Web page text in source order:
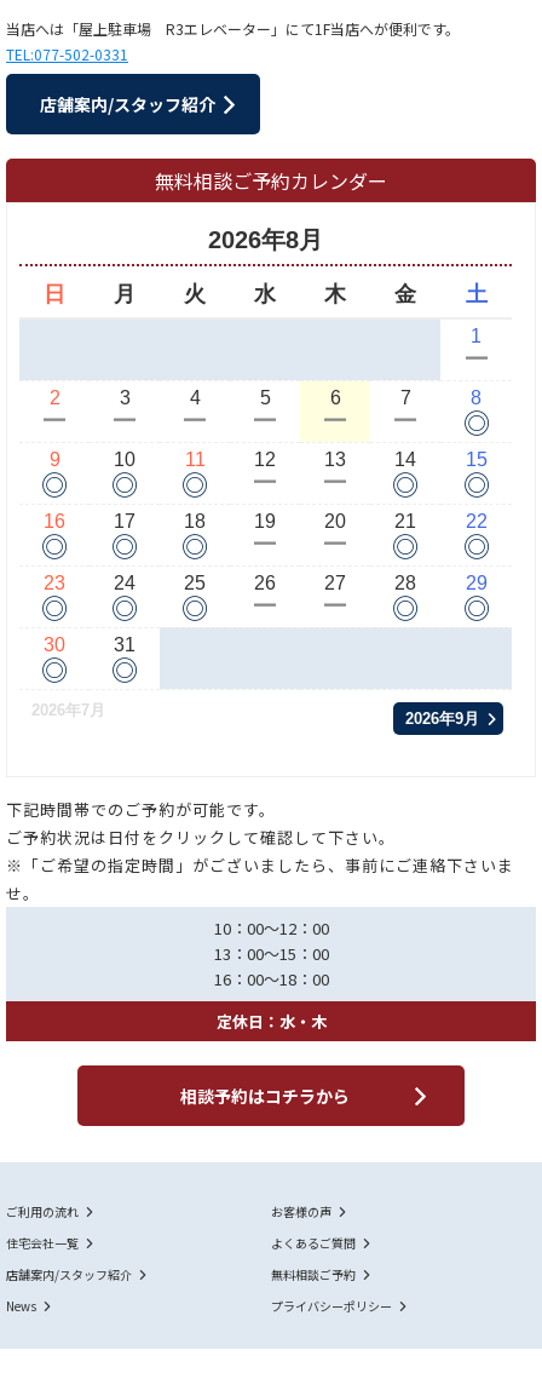
当店へは「屋上駐車場 R3エレベーター」にて1F当店へが便利です。
TEL:077-502-0331
店舗案内/スタッフ紹介
無料相談ご予約カレンダー
2026年8月
日 月 火 水 木 金 土
1
ー
2
ー
3
ー
4
ー
5
ー
6
ー
7
ー
8
◎
9
◎
10
◎
11
◎
12
ー
13
ー
14
◎
15
◎
16
◎
17
◎
18
◎
19
ー
20
ー
21
◎
22
◎
23
◎
24
◎
25
◎
26
ー
27
ー
28
◎
29
◎
30
◎
31
◎
2026年7月 2026年9月
下記時間帯でのご予約が可能です。
ご予約状況は日付をクリックして確認して下さい。
※「ご希望の指定時間」がございましたら、事前にご連絡下さいま
せ。
10：00～12：00
13：00～15：00
16：00～18：00
定休日：水・木
相談予約はコチラから
ご利用の流れ
お客様の声
住宅会社一覧
よくあるご質問
店舗案内/スタッフ紹介
無料相談ご予約
News
プライバシーポリシー